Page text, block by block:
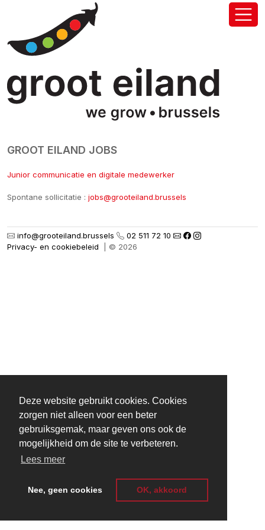
Deze website gebruikt cookies. Cookies
zorgen niet alleen voor een beter
gebruiksgemak, maar geven ons ook de
mogelijkheid om de site te verbeteren.
Lees meer
Nee, geen cookies OK, akkoord
GROOT EILAND JOBS
Junior communicatie en digitale medewerker
Spontane sollicitatie : jobs@grooteiland.brussels
info@grooteiland.brussels
02 511 72 10
Privacy- en cookiebeleid | © 2026